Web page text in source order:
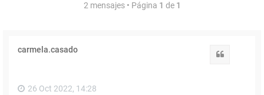
2 mensajes • Página 1 de 1
carmela.casado
26 Oct 2022, 14:28